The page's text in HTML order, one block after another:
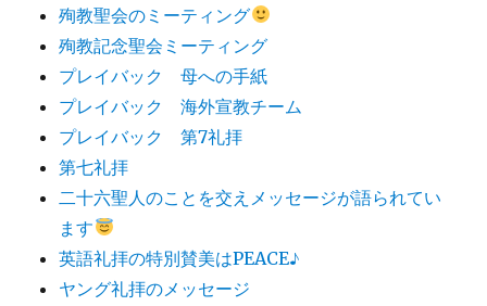
殉教聖会のミーティング
殉教記念聖会ミーティング
プレイバック 母への手紙
プレイバック 海外宣教チーム
プレイバック 第7礼拝
第七礼拝
二十六聖人のことを交えメッセージが語られてい
ます
英語礼拝の特別賛美はPEACE♪
ヤング礼拝のメッセージ